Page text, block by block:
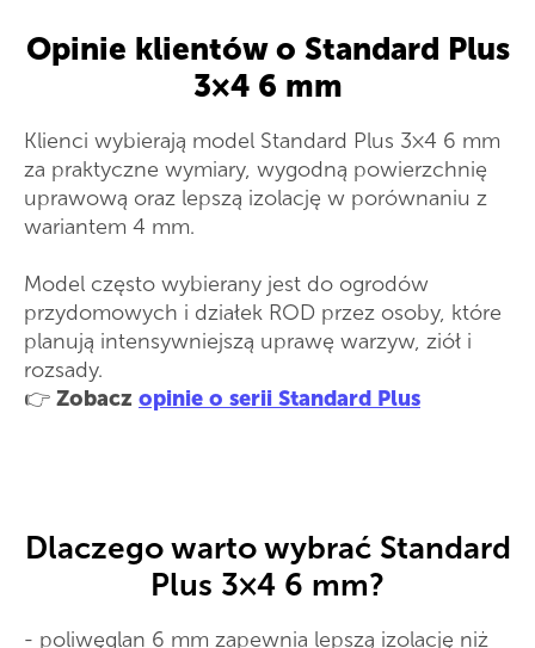
Opinie klientów o Standard Plus
3×4 6 mm
Klienci wybierają model Standard Plus 3×4 6 mm
za praktyczne wymiary, wygodną powierzchnię
uprawową oraz lepszą izolację w porównaniu z
wariantem 4 mm.
Model często wybierany jest do ogrodów
przydomowych i działek ROD przez osoby, które
planują intensywniejszą uprawę warzyw, ziół i
rozsady.
👉 Zobacz opinie o serii Standard Plus
Dlaczego warto wybrać Standard
Plus 3×4 6 mm?
- poliwęglan 6 mm zapewnia lepszą izolację niż